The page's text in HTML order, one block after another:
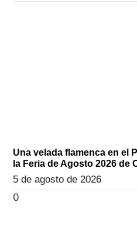
Una velada flamenca en el
la Feria de Agosto 2026 de
5 de agosto de 2026